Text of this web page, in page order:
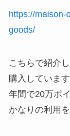
https://maison-
goods/
こちらで紹介
購入しています
年間で20万ポ
かなりの利用